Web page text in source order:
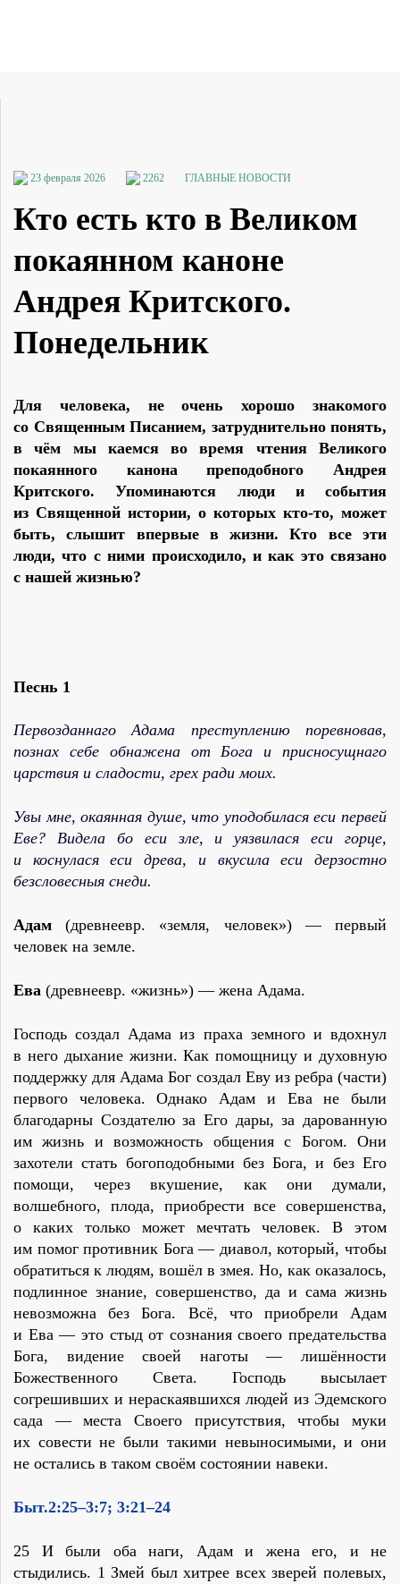
23 февраля 2026 2262 ГЛАВНЫЕ НОВОСТИ
Кто есть кто в Великом
покаянном каноне
Андрея Критского.
Понедельник
Для человека, не очень хорошо знакомого
со Священным Писанием, затруднительно понять,
в чём мы каемся во время чтения Великого
покаянного канона преподобного Андрея
Критского. Упоминаются люди и события
из Священной истории, о которых кто-то, может
быть, слышит впервые в жизни. Кто все эти
люди, что с ними происходило, и как это связано
с нашей жизнью?
Песнь 1
Первозданнаго Адама преступлению поревновав,
познах себе обнажена от Бога и присносущнаго
царствия и сладости, грех ради моих.
Увы мне, окаянная душе, что уподобилася еси первей
Еве? Видела бо еси зле, и уязвилася еси горце,
и коснулася еси древа, и вкусила еси дерзостно
безсловесныя снеди.
Адам (древнеевр. «земля, человек») — первый
человек на земле.
Ева (древнеевр. «жизнь») — жена Адама.
Господь создал Адама из праха земного и вдохнул
в него дыхание жизни. Как помощницу и духовную
поддержку для Адама Бог создал Еву из ребра (части)
первого человека. Однако Адам и Ева не были
благодарны Создателю за Его дары, за дарованную
им жизнь и возможность общения с Богом. Они
захотели стать богоподобными без Бога, и без Его
помощи, через вкушение, как они думали,
волшебного, плода, приобрести все совершенства,
о каких только может мечтать человек. В этом
им помог противник Бога — диавол, который, чтобы
обратиться к людям, вошёл в змея. Но, как оказалось,
подлинное знание, совершенство, да и сама жизнь
невозможна без Бога. Всё, что приобрели Адам
и Ева — это стыд от сознания своего предательства
Бога, видение своей наготы — лишённости
Божественного Света. Господь высылает
согрешивших и нераскаявшихся людей из Эдемского
сада — места Своего присутствия, чтобы муки
их совести не были такими невыносимыми, и они
не остались в таком своём состоянии навеки.
Быт.2:25–3:7; 3:21–24
25 И были оба наги, Адам и жена его, и не
стыдились. 1 Змей был хитрее всех зверей полевых,